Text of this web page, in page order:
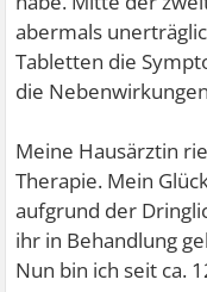
abermals
Tabletten die
die
Meine Hausärztin
Therapie. Mein
aufgrund der
ihr in Behandlung
Nun bin ich seit ca.